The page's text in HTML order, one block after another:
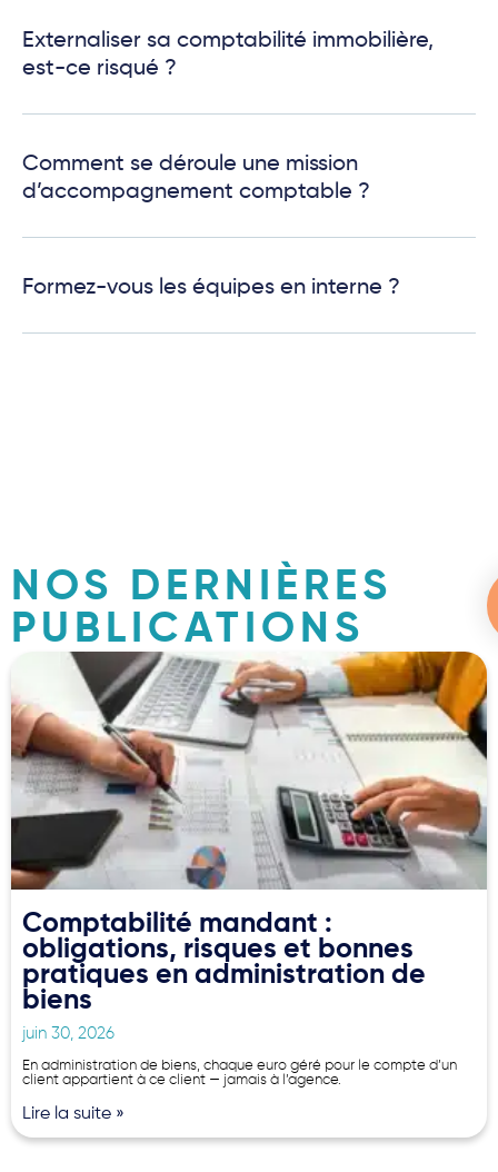
Externaliser sa comptabilité immobilière,
est-ce risqué ?
Comment se déroule une mission
d’accompagnement comptable ?
Formez-vous les équipes en interne ?
NOS DERNIÈRES
PUBLICATIONS
Comptabilité mandant :
obligations, risques et bonnes
pratiques en administration de
biens
juin 30, 2026
En administration de biens, chaque euro géré pour le compte d’un
client appartient à ce client — jamais à l’agence.
Lire la suite »